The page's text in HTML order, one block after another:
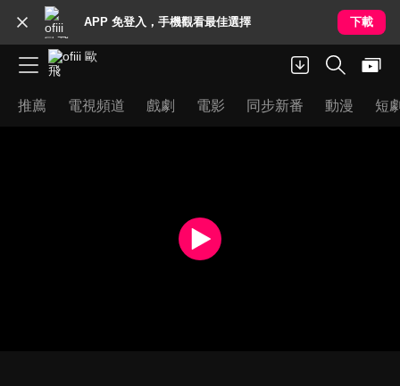
APP 免登入，手機觀看最佳選擇 下載
推薦 電視頻道 戲劇 電影 同步新番 動漫 短